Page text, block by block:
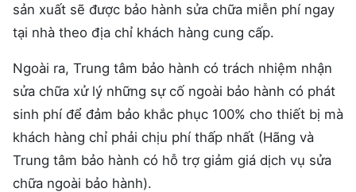
sản xuất sẽ được bảo hành sửa chữa miễn phí ngay
tại nhà theo địa chỉ khách hàng cung cấp.
Ngoài ra, Trung tâm bảo hành có trách nhiệm nhận
sửa chữa xử lý những sự cố ngoài bảo hành có phát
sinh phí để đảm bảo khắc phục 100% cho thiết bị mà
khách hàng chỉ phải chịu phí thấp nhất (Hãng và
Trung tâm bảo hành có hỗ trợ giảm giá dịch vụ sửa
chữa ngoài bảo hành).